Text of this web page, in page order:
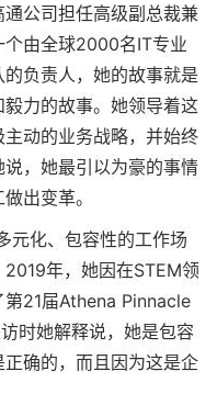
公司担任高级副总裁兼
由全球2000名IT专业
负责人，她的故事就是
力的故事。她领导着这
动的业务战略，并始终
，她最引以为豪的事情
出变革。
元化、包容性的工作场
年，她因在STEM领
21届Athena Pinnacle
时她解释说，她是包容
确的，而且因为这是企